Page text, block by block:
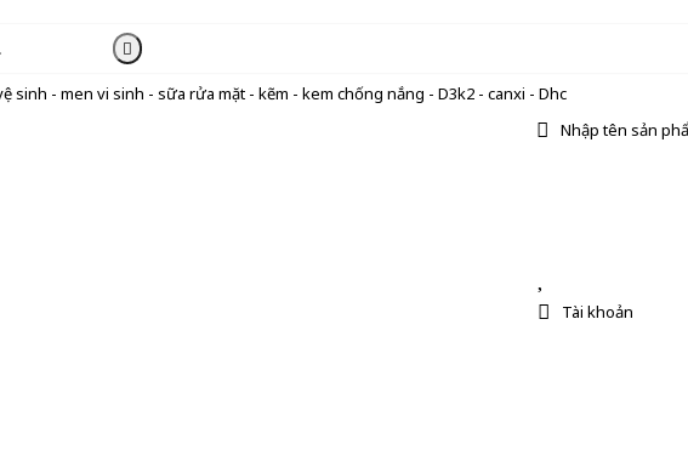
sinh - men vi sinh - sữa rửa mặt - kẽm - kem chống nắng - D3k2 - canxi - Dhc
Nhập tên sản
Tài khoản